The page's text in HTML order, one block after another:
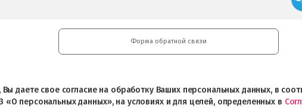
Форма обратной связи
даете свое согласие на обработку Ваших персональных данных, в
персональных данных», на условиях и для целей, определенных в